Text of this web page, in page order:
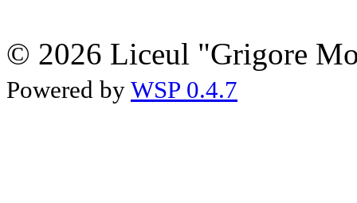
© 2026 Liceul "Grigore
Powered by WSP 0.4.7